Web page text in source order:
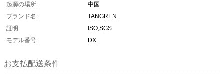
起源の場所:
中国
ブランド名:
TANGREN
証明:
ISO,SGS
モデル番号:
DX
お支払配送条件